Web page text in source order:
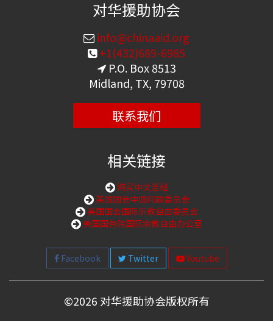
对华援助协会
info@chinaaid.org
+1(432)689-6985
P.O. Box 8513
Midland, TX, 79708
联系我们
相关链接
购买中文圣经
美国国会中国问题委员会
美国国会国际宗教自由委员会
美国国务院国际宗教自由办公室
Facebook Twitter Youtube
©2026 对华援助协会版权所有